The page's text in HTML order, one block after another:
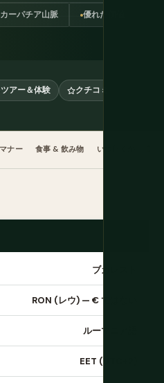
カーパチア山脈 優れた価値
ツアー＆体験
クチコミ
ナー 食事 & 飲み物 いつ行くか
ブカレスト
RON (レウ) — € ではない
ルーマニア語
EET (UTC+2)